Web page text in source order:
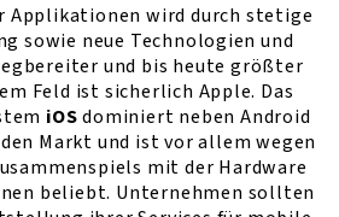
Applikationen wird durch stetige
sowie neue Technologien und
und bis heute größter
Feld ist sicherlich Apple. Das
iOSdominiert neben Android
Markt und ist vor allem wegen
mit der Hardware
beliebt. Unternehmen sollten